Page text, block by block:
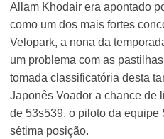
Allam Khodair era apontado
como um dos mais fortes
Velopark, a nona da
um problema com as
tomada classificatória desta
Japonês Voador a chance de
de 53s539, o piloto da equipe
sétima posição.